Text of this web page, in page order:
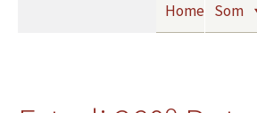
Home Som